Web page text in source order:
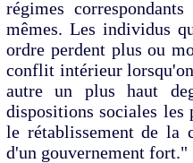
régimes
mêmes. Les individus
ordre perdent plus ou
conflit intérieur
autre un plus haut
dispositions sociales les
le rétablissement de la
d'un gouvernement fort."